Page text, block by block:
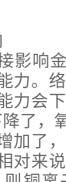
影响
力。
力会
了，
加了
对来